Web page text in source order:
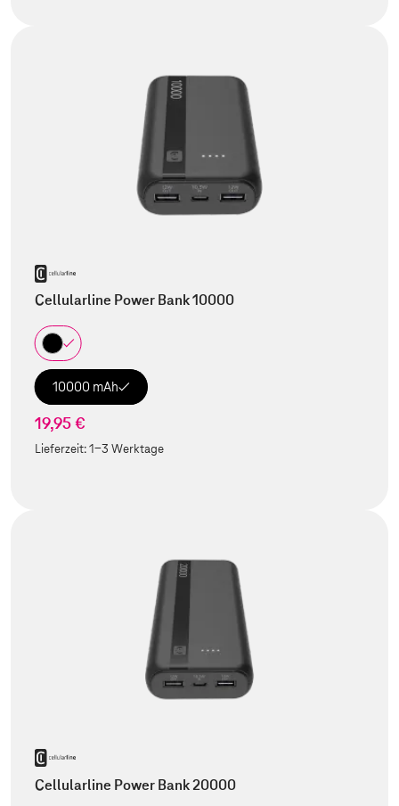
Cellularline Power Bank 10000
10000 mAh
19,95 €
Lieferzeit:1-3 Werktage
Cellularline Power Bank 20000